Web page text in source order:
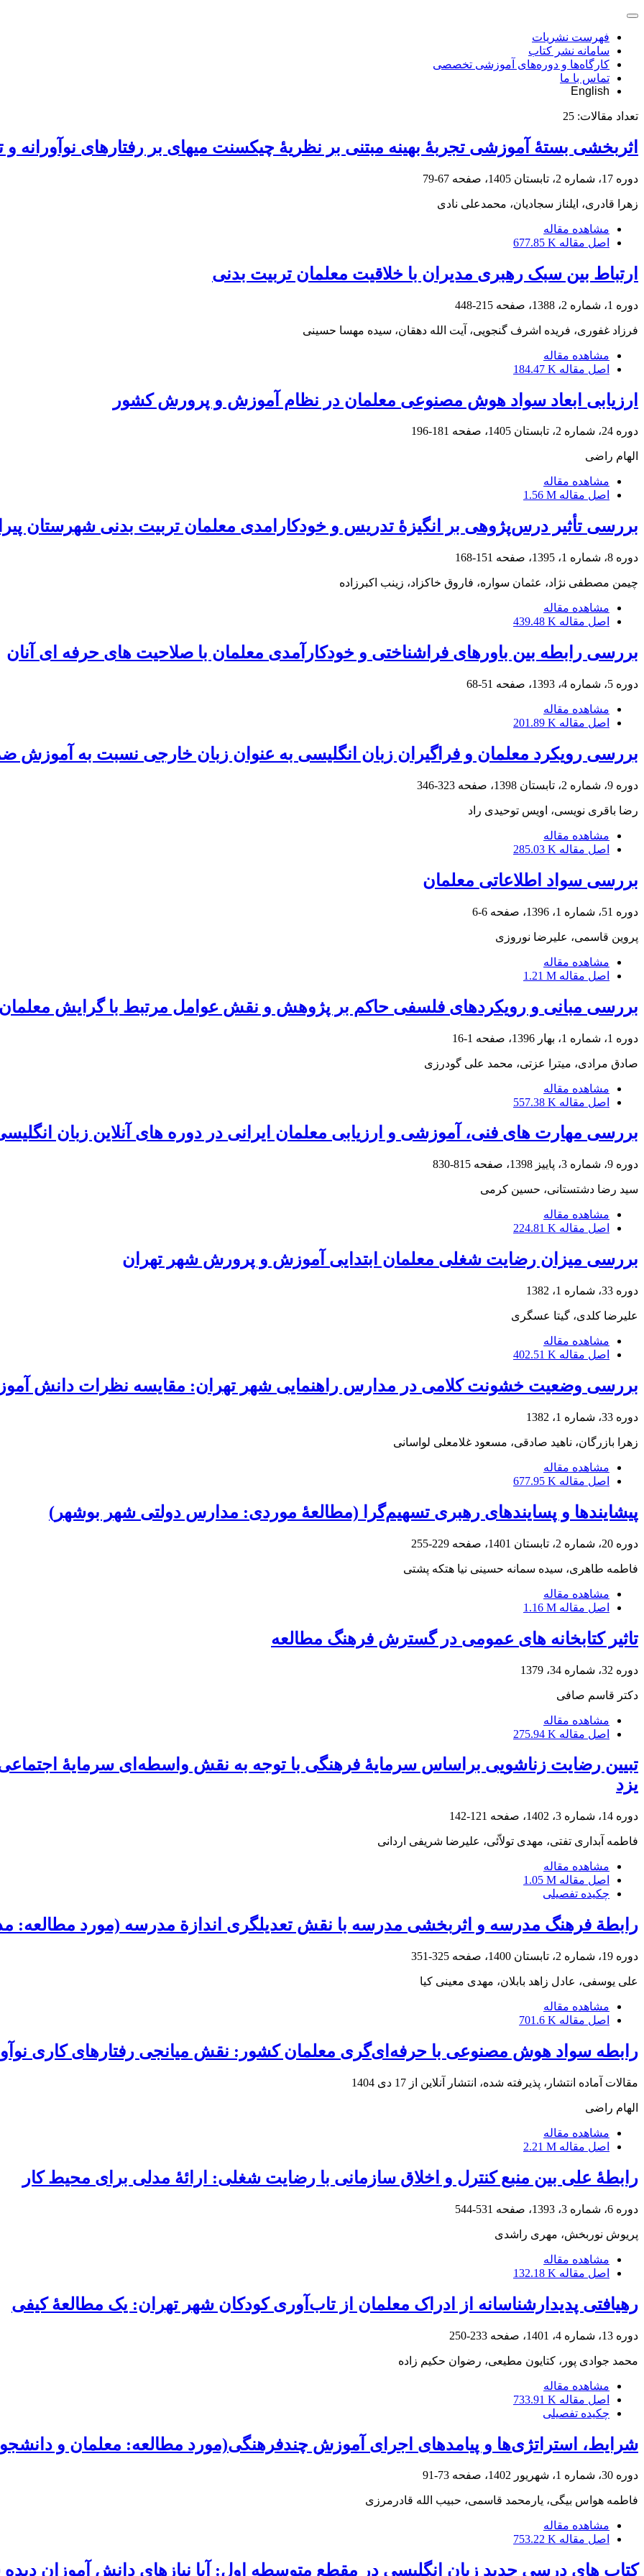
فهرست نشریات
سامانه نشر کتاب
کارگاه‌ها و دوره‌های آموزشی تخصصی
تماس با ما
English
تعداد مقالات: 25
اثربخشی بستۀ آموزشی تجربۀ بهینه مبتنی بر نظریۀ چیکسنت میهای بر رفتارهای نوآورانه
دوره 17، شماره 2، تابستان 1405، صفحه 67-79
زهرا قادری، ایلناز سجادیان، محمدعلی نادی
مشاهده مقاله
اصل مقاله 677.85 K
ارتباط بین سبک رهبری مدیران با خلاقیت معلمان تربیت بدنی
دوره 1، شماره 2، 1388، صفحه 215-448
فرزاد غفوری، فریده اشرف گنجویی، آیت الله دهقان، سیده مهسا حسینی
مشاهده مقاله
اصل مقاله 184.47 K
ارزیابی ابعاد سواد هوش مصنوعی معلمان در نظام آموزش و پرورش کشور
دوره 24، شماره 2، تابستان 1405، صفحه 181-196
الهام راضی
مشاهده مقاله
اصل مقاله 1.56 M
بررسی تأثیر درس‌پژوهی بر انگیزۀ تدریس و خودکارامدی معلمان تربیت بدنی شهرستان
دوره 8، شماره 1، 1395، صفحه 151-168
چیمن مصطفی نژاد، عثمان سواره، فاروق خاکزاد، زینب اکبرزاده
مشاهده مقاله
اصل مقاله 439.48 K
بررسی رابطه بین باورهای فراشناختی و خودکارآمدی معلمان با صلاحیت های حرفه ای آنان
دوره 5، شماره 4، 1393، صفحه 51-68
مشاهده مقاله
اصل مقاله 201.89 K
بررسی رویکرد معلمان و فراگیران زبان انگلیسی به عنوان زبان خارجی نسبت به آموزش
دوره 9، شماره 2، تابستان 1398، صفحه 323-346
رضا باقری نویسی، اویس توحیدی راد
مشاهده مقاله
اصل مقاله 285.03 K
بررسی سواد اطلاعاتی معلمان
دوره 51، شماره 1، 1396، صفحه 6-6
پروین قاسمی، علیرضا نوروزی
مشاهده مقاله
اصل مقاله 1.21 M
بررسی مبانی و رویکردهای فلسفی حاکم بر پژوهش و نقش عوامل مرتبط با گرایش
دوره 1، شماره 1، بهار 1396، صفحه 1-16
صادق مرادی، میترا عزتی، محمد علی گودرزی
مشاهده مقاله
اصل مقاله 557.38 K
بررسی مهارت های فنی، آموزشی و ارزیابی معلمان ایرانی در دوره های آنلاین زبان
دوره 9، شماره 3، پاییز 1398، صفحه 815-830
سید رضا دشتستانی، حسین کرمی
مشاهده مقاله
اصل مقاله 224.81 K
بررسی میزان رضایت شغلی معلمان ابتدایی آموزش و پرورش شهر تهران
دوره 33، شماره 1، 1382
علیرضا کلدی، گیتا عسگری
مشاهده مقاله
اصل مقاله 402.51 K
بررسی وضعیت خشونت کلامی در مدارس راهنمایی شهر تهران: مقایسه نظرات دانش
دوره 33، شماره 1، 1382
زهرا بازرگان، ناهید صادقی، مسعود غلامعلی لواسانی
مشاهده مقاله
اصل مقاله 677.95 K
پیشایندها و پسایندهای رهبری تسهیم‏‌گرا (مطالعۀ موردی: مدارس دولتی شهر بوشهر)
دوره 20، شماره 2، تابستان 1401، صفحه 229-255
فاطمه طاهری، سیده سمانه حسینی نیا هتکه پشتی
مشاهده مقاله
اصل مقاله 1.16 M
تاثیر کتابخانه های عمومی در گسترش فرهنگ مطالعه
دوره 32، شماره 34، 1379
دکتر قاسم صافی
مشاهده مقاله
اصل مقاله 275.94 K
تبیین رضایت زناشویی براساس سرمایۀ فرهنگی با توجه به نقش واسطه‌ای سرمایۀ
یزد
دوره 14، شماره 3، 1402، صفحه 121-142
فاطمه آبداری تفتی، مهدی تولاّئی، علیرضا شریفی اردانی
مشاهده مقاله
اصل مقاله 1.05 M
چکیده تفصیلی
رابطة فرهنگ مدرسه و اثربخشی مدرسه با نقش تعدیلگری اندازة مدرسه (مورد مطالعه:
دوره 19، شماره 2، تابستان 1400، صفحه 325-351
علی یوسفی، عادل زاهد بابلان، مهدی معینی کیا
مشاهده مقاله
اصل مقاله 701.6 K
رابطه سواد هوش مصنوعی با حرفه‌ای‌گری معلمان کشور: نقش میانجی رفتارهای کاری
مقالات آماده انتشار، پذیرفته شده، انتشار آنلاین از 17 دی 1404
الهام راضی
مشاهده مقاله
اصل مقاله 2.21 M
رابطۀ علی بین منبع کنترل و اخلاق سازمانی با رضایت شغلی: ارائۀ مدلی برای محیط کار
دوره 6، شماره 3، 1393، صفحه 531-544
پریوش نوربخش، مهری راشدی
مشاهده مقاله
اصل مقاله 132.18 K
رهیافتی پدیدارشناسانه از ادراک معلمان از تاب‌آوری کودکان شهر تهران: یک مطالعۀ کیفی
دوره 13، شماره 4، 1401، صفحه 233-250
محمد جوادی پور، کتایون مطیعی، رضوان حکیم زاده
مشاهده مقاله
اصل مقاله 733.91 K
چکیده تفصیلی
شرایط، استراتژی‌ها و پیامدهای اجرای آموزش چندفرهنگی(مورد مطالعه: معلمان و دانشجو-
دوره 30، شماره 1، شهریور 1402، صفحه 73-91
فاطمه هواس بیگی، یارمحمد قاسمی، حبیب الله قادرمرزی
مشاهده مقاله
اصل مقاله 753.22 K
کتاب های درسی جدید زبان انگلیسی در مقطع متوسطه اول: آیا نیازهای دانش آموزان